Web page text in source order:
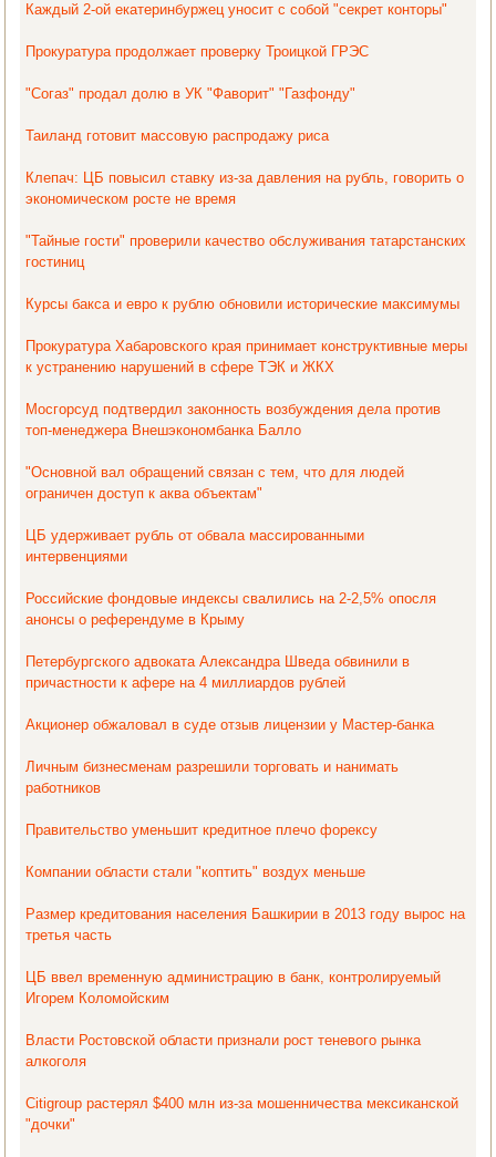
Каждый 2-ой екатеринбуржец уносит с собой "секрет конторы"
Прокуратура продолжает проверку Троицкой ГРЭС
"Согаз" продал долю в УК "Фаворит" "Газфонду"
Таиланд готовит массовую распродажу риса
Клепач: ЦБ повысил ставку из-за давления на рубль, говорить о
экономическом росте не время
"Тайные гости" проверили качество обслуживания татарстанских
гостиниц
Курсы бакса и евро к рублю обновили исторические максимумы
Прокуратура Хабаровского края принимает конструктивные меры
к устранению нарушений в сфере ТЭК и ЖКХ
Мосгорсуд подтвердил законность возбуждения дела против
топ-менеджера Внешэкономбанка Балло
"Основной вал обращений связан с тем, что для людей
ограничен доступ к аква объектам"
ЦБ удерживает рубль от обвала массированными
интервенциями
Российские фондовые индексы свалились на 2-2,5% опосля
анонсы о референдуме в Крыму
Петербургского адвоката Александра Шведа обвинили в
причастности к афере на 4 миллиардов рублей
Акционер обжаловал в суде отзыв лицензии у Мастер-банка
Личным бизнесменам разрешили торговать и нанимать
работников
Правительство уменьшит кредитное плечо форексу
Компании области стали "коптить" воздух меньше
Размер кредитования населения Башкирии в 2013 году вырос на
третья часть
ЦБ ввел временную администрацию в банк, контролируемый
Игорем Коломойским
Власти Ростовской области признали рост теневого рынка
алкоголя
Citigroup растерял $400 млн из-за мошенничества мексиканской
"дочки"